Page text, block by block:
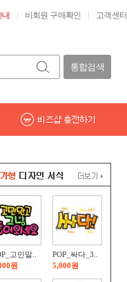
내 비회원 구매확인 고객센터
통합검색
고민말..
원
POP_싸다_3..
5,000원